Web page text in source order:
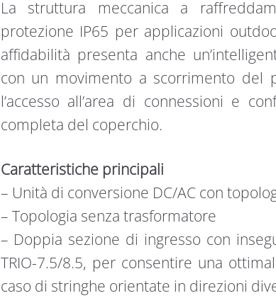
La struttura meccanica a
protezione IP65 per applicazioni
affidabilità presenta anche
con un movimento a scorrimento del
l’accesso all’area di connessioni e
completa del coperchio.
Caratteristiche principali
– Unità di conversione DC/AC con
– Topologia senza trasformatore
– Doppia sezione di ingresso con
TRIO-7.5/8.5, per consentire una
caso di stringhe orientate in direzioni